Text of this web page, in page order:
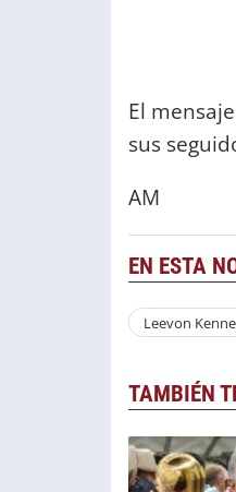
El
sus
AM
EN ESTA
Leevon
TAMBIÉN